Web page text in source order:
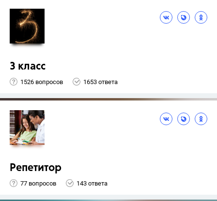
3 класс
1526 вопросов 1653 ответа
Репетитор
77 вопросов 143 ответа